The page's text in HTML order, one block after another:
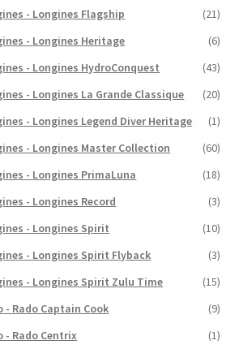
- Longines Flagship
(21)
- Longines Heritage
(6)
- Longines HydroConquest
(43)
- Longines La Grande Classique
(20)
- Longines Legend Diver Heritage
(1)
- Longines Master Collection
(60)
- Longines PrimaLuna
(18)
- Longines Record
(3)
- Longines Spirit
(10)
- Longines Spirit Flyback
(3)
- Longines Spirit Zulu Time
(15)
- Rado Captain Cook
(9)
- Rado Centrix
(1)